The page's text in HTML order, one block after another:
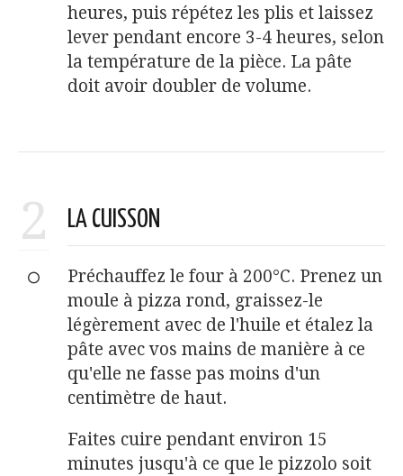
heures, puis répétez les plis et laissez
lever pendant encore 3-4 heures, selon
la température de la pièce. La pâte
doit avoir doubler de volume.
2 LA CUISSON
Préchauffez le four à 200°C. Prenez un
moule à pizza rond, graissez-le
légèrement avec de l'huile et étalez la
pâte avec vos mains de manière à ce
qu'elle ne fasse pas moins d'un
centimètre de haut.
Faites cuire pendant environ 15
minutes jusqu'à ce que le pizzolo soit